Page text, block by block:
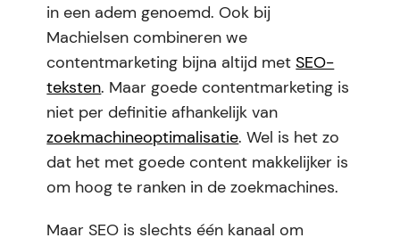
in een adem genoemd. Ook bij
Machielsen combineren we
contentmarketing bijna altijd metSEO-
teksten. Maar goede contentmarketing is
niet per definitie afhankelijk van
zoekmachineoptimalisatie. Wel is het zo
dat het met goede content makkelijker is
om hoog te ranken in de zoekmachines.
Maar SEO is slechts één kanaal om